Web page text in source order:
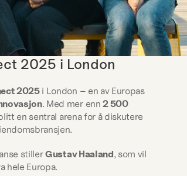
2025 i London
2025 i London – en av Europas
. Med mer enn 2 500
en sentral arena for å diskutere
stiller Gustav Haaland, som vil
hele Europa.